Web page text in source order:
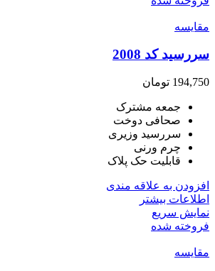
مقايسه
سررسید کد 2008
194,750 تومان
جمعه مشترک
صحافی دوخت
سررسید وزیری
چرم ورنی
قابلیت حک پلاک
افزودن به علاقه مندی
اطلاعات بیشتر
نمایش سریع
فروخته شده
مقايسه